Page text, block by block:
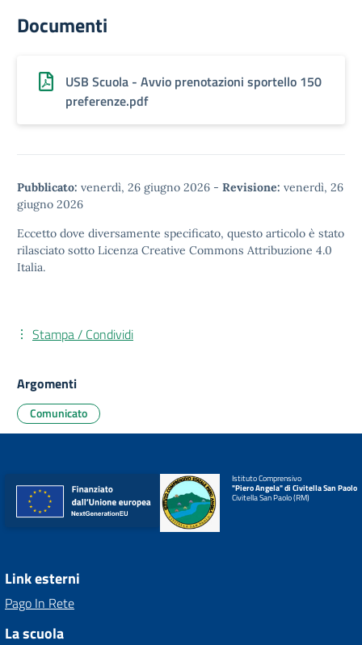
Documenti
USB Scuola - Avvio prenotazioni sportello 150
preferenze.pdf
Pubblicato: venerdì, 26 giugno 2026 - Revisione: venerdì, 26
giugno 2026
Eccetto dove diversamente specificato, questo articolo è stato
rilasciato sotto Licenza Creative Commons Attribuzione 4.0
Italia.
Stampa / Condividi
Argomenti
Comunicato
Istituto Comprensivo
"Piero Angela" di Civitella San Paolo
Civitella San Paolo (RM)
Link esterni
Pago In Rete
La scuola